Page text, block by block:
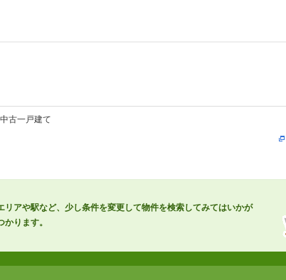
古一戸建て
アや駅など、少し条件を変更して物件を検索してみてはいかが
ります。